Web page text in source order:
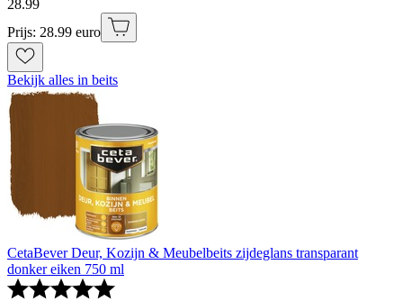
28.99
Prijs: 28.99 euro
Bekijk alles in beits
CetaBever Deur, Kozijn & Meubelbeits zijdeglans transparant
donker eiken 750 ml